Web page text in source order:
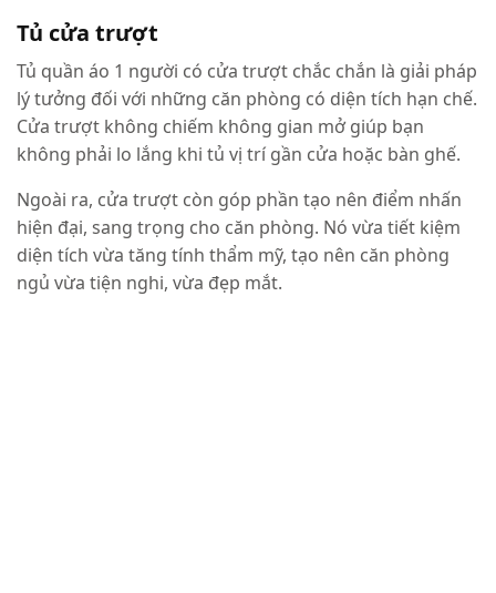
Tủ cửa trượt
Tủ quần áo 1 người có cửa trượt chắc chắn là giải pháp
lý tưởng đối với những căn phòng có diện tích hạn chế.
Cửa trượt không chiếm không gian mở giúp bạn
không phải lo lắng khi tủ vị trí gần cửa hoặc bàn ghế.
Ngoài ra, cửa trượt còn góp phần tạo nên điểm nhấn
hiện đại, sang trọng cho căn phòng. Nó vừa tiết kiệm
diện tích vừa tăng tính thẩm mỹ, tạo nên căn phòng
ngủ vừa tiện nghi, vừa đẹp mắt.